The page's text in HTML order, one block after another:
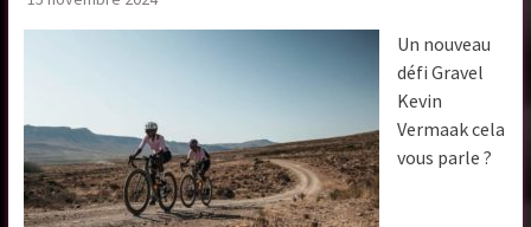
Un nouveau
défi Gravel
Kevin
Vermaak cela
vous parle ?